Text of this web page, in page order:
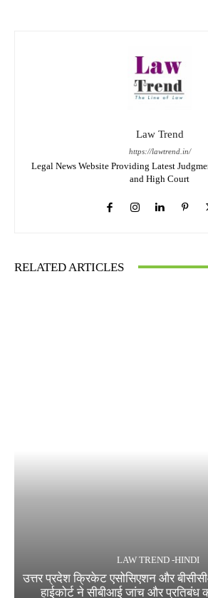
Law Trend
https://lawtrend.in/
Legal News Website Providing Latest
and High Court
RELATED ARTICLES
LAW TREND -HINDI
उत्तर प्रदेश क्रिकेट एसोसिएशन और
हाईकोर्ट ने सीबीआई जांच और प्रतिबंध